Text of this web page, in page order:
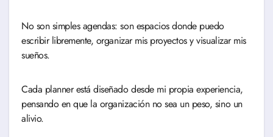
No son simples agendas: son espacios donde puedo
escribir libremente, organizar mis proyectos y visualizar mis
sueños.
Cada planner está diseñado desde mi propia experiencia,
pensando en que la organización no sea un peso, sino un
alivio.